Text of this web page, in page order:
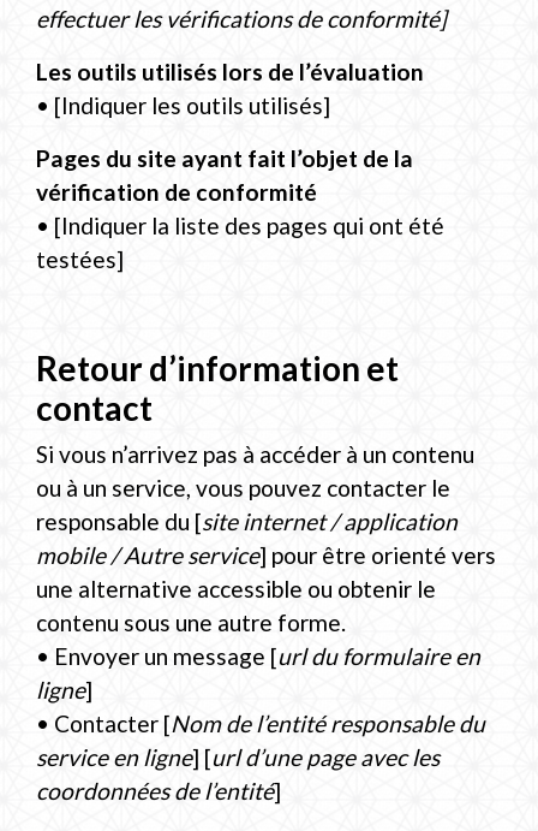
effectuer les vérifications de conformité]
Les outils utilisés lors de l’évaluation
• [Indiquer les outils utilisés]
Pages du site ayant fait l’objet de la
vérification de conformité
• [Indiquer la liste des pages qui ont été
testées]
Retour d’information et
contact
Si vous n’arrivez pas à accéder à un contenu
ou à un service, vous pouvez contacter le
responsable du [site internet / application
mobile / Autre service] pour être orienté vers
une alternative accessible ou obtenir le
contenu sous une autre forme.
• Envoyer un message [url du formulaire en
ligne]
• Contacter [Nom de l’entité responsable du
service en ligne] [url d’une page avec les
coordonnées de l’entité]